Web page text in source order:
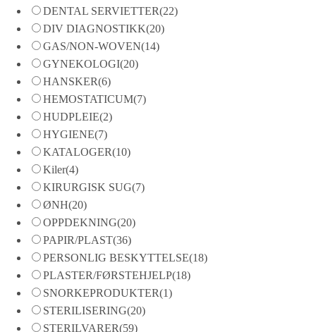
DENTAL SERVIETTER(22)
DIV DIAGNOSTIKK(20)
GAS/NON-WOVEN(14)
GYNEKOLOGI(20)
HANSKER(6)
HEMOSTATICUM(7)
HUDPLEIE(2)
HYGIENE(7)
KATALOGER(10)
Kiler(4)
KIRURGISK SUG(7)
ØNH(20)
OPPDEKNING(20)
PAPIR/PLAST(36)
PERSONLIG BESKYTTELSE(18)
PLASTER/FØRSTEHJELP(18)
SNORKEPRODUKTER(1)
STERILISERING(20)
STERILVARER(59)